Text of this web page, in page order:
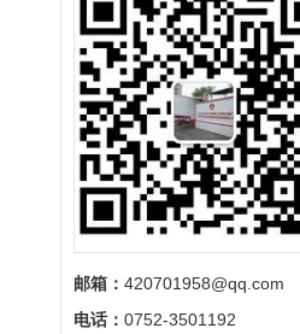
邮箱： 420701958@qq.com
电话： 0752-3501192